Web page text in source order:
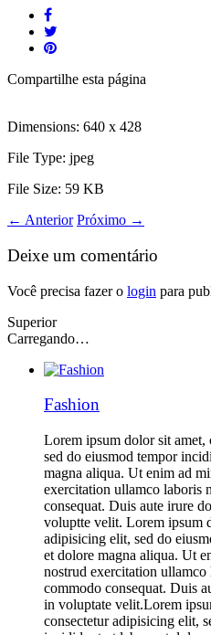
Compartilhe esta página
Dimensions: 640 x 428
File Type: jpeg
File Size: 59 KB
← Anterior Próximo →
Deixe um comentário
Você precisa fazer o login para
Superior
Carregando…
Fashion
Lorem ipsum dolor sit amet,
sed do eiusmod tempor
magna aliqua. Ut enim ad
exercitation ullamco laboris
consequat. Duis aute irure
voluptte velit. Lorem ipsum
adipisicing elit, sed do
et dolore magna aliqua. Ut
nostrud exercitation
commodo consequat. Duis
in voluptate velit.Lorem
consectetur adipisicing elit,